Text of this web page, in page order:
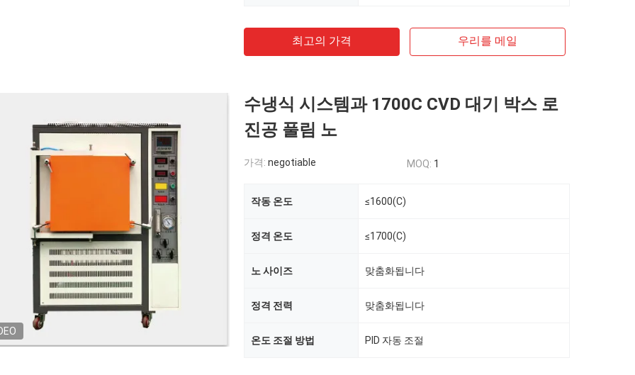
최고의 가격 우리를 메일
수냉식 시스템과 1700C CVD 대기 박스 로
진공 풀림 노
가격: negotiable MOQ: 1
작동 온도 ≤1600(C)
정격 온도 ≤1700(C)
노 사이즈 맞춤화됩니다
정격 전력 맞춤화됩니다
온도 조절 방법 PID 자동 조절